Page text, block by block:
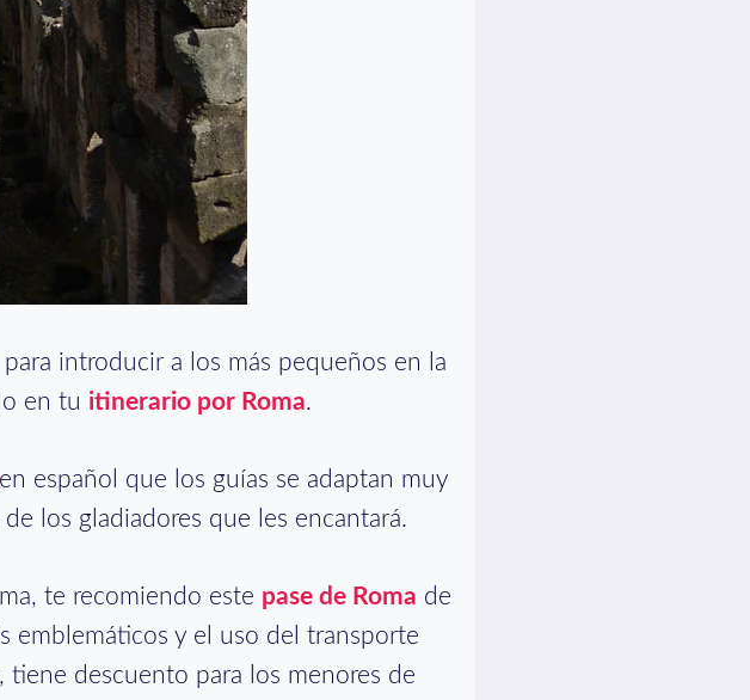
introducir a los más pequeños en la
en tu itinerario por Roma.
en español que los guías se adaptan muy
los gladiadores que les encantará.
te recomiendo este pase de Roma de
emblemáticos y el uso del transporte
descuento para los menores de